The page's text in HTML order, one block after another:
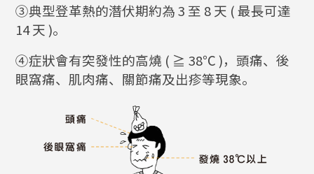
③典型登革熱的潛伏期約為 3 至 8 天 ( 最長可達
14 天 )。
④症狀會有突發性的高燒 ( ≧ 38℃ )，頭痛、後
眼窩痛、肌肉痛、關節痛及出疹等現象。